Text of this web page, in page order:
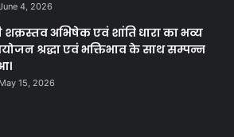
4, 2026
शक्रस्तव अभिषेक एवं शांति धारा का भव्य
श्रद्धा एवं भक्तिभाव के साथ सम्पन्न
May 15, 2026